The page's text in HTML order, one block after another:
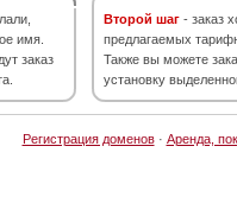
имя.
заказ
Второй шаг - заказ
предлагаемых
Также вы можете
установку
Регистрация доменов· Аренда,